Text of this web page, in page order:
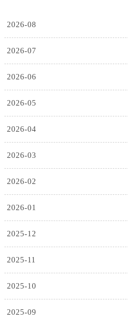
2026-08
2026-07
2026-06
2026-05
2026-04
2026-03
2026-02
2026-01
2025-12
2025-11
2025-10
2025-09